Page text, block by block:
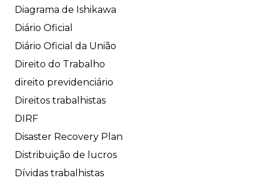
Diagrama de Ishikawa
Diário Oficial
Diário Oficial da União
Direito do Trabalho
direito previdenciário
Direitos trabalhistas
DIRF
Disaster Recovery Plan
Distribuição de lucros
Dívidas trabalhistas